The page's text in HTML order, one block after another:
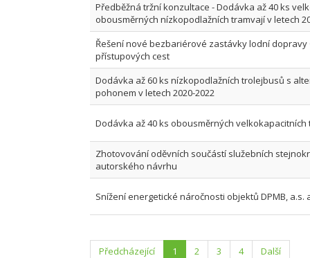
Předběžná tržní konzultace - Dodávka až 40 ks
obousměrných nízkopodlažních tramvají v letech
Řešení nové bezbariérové zastávky lodní dopravy
přístupových cest
Dodávka až 60 ks nízkopodlažních trolejbusů s
pohonem v letech 2020-2022
Dodávka až 40 ks obousměrných velkokapacitních
Zhotovování oděvních součástí služebních
autorského návrhu
Snížení energetické náročnosti objektů DPMB, a.s.
Předcházející 1 2 3 4 Další